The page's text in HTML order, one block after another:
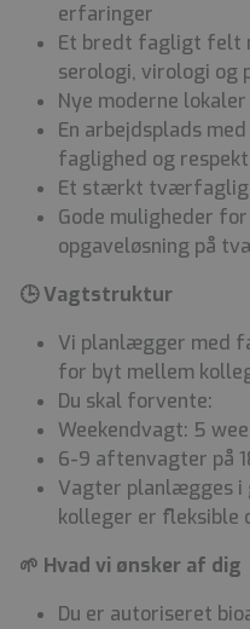
erfaringer
Et bredt fagligt felt
serologi, virologi og
Nye moderne
En arbejdsplads
faglighed og respekt
Et stærkt
Gode muligheder
opgaveløsning på
🕒 Vagtstruktur
Vi planlægger med
for byt mellem
Du skal forvente:
Weekendvagt: 5
6-9 aftenvagter på
Vagter planlægges i
kolleger er fleksible
🌱 Hvad vi ønsker af dig
Du er autoriseret